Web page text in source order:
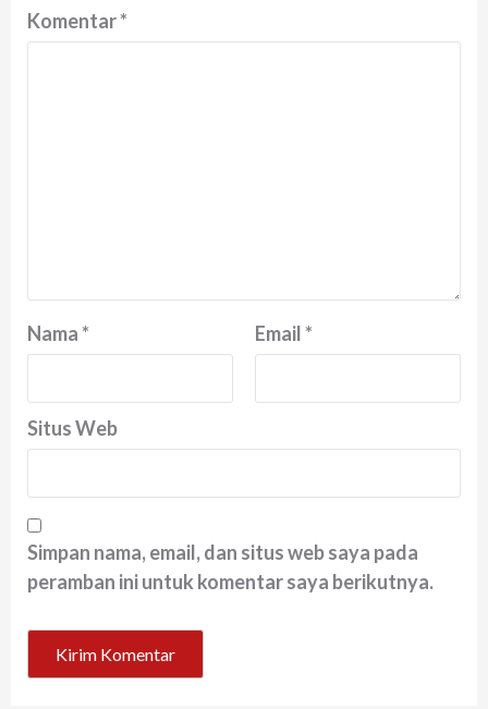
Komentar*
Nama* Email*
Situs Web
Simpan nama, email, dan situs web saya pada
peramban ini untuk komentar saya berikutnya.